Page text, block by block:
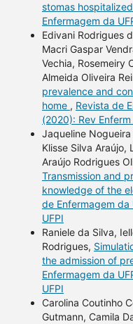
stomas
Enfermagem da
Edivani Rodrigues
Macri Gaspar
Vechia, Rosemeiry
Almeida Oliveira
prevalence and
home , Revista de
(2020): Rev Enferm
Jaqueline
Klisse Silva Araújo,
Araújo Rodrigues
Transmission and
knowledge of the
de Enfermagem da
UFPI
Raniele da Silva,
Rodrigues,
the admission of
Enfermagem da
UFPI
Carolina Coutinho
Gutmann, Camila